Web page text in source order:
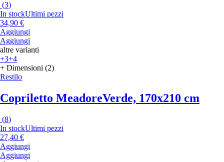
(3)
In stockUltimi pezzi
34,90 €
Aggiungi
Aggiungi
altre varianti
+3+4
+ Dimensioni (2)
Restilo
Copriletto MeadoreVerde, 170x210 cm
(8)
In stockUltimi pezzi
27,40 €
Aggiungi
Aggiungi